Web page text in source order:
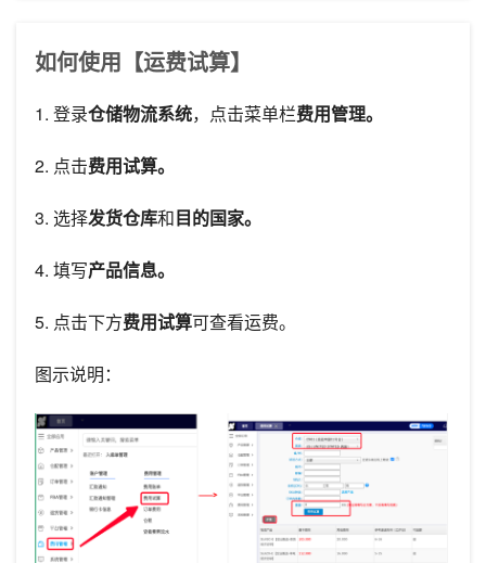
如何使用【运费试算】
1. 登录仓储物流系统，点击菜单栏费用管理。
2. 点击费用试算。
3. 选择发货仓库和目的国家。
4. 填写产品信息。
5. 点击下方费用试算可查看运费。
图示说明：